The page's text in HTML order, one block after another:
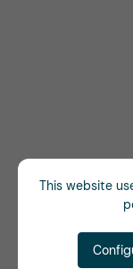
This website